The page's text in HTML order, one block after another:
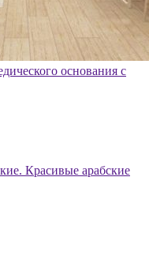
основания с
Красивые арабские